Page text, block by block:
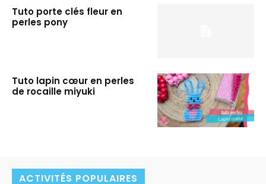
Tuto porte clés fleur en
perles pony
Tuto lapin cœur en perles
de rocaille miyuki
ACTIVITÉS POPULAIRES